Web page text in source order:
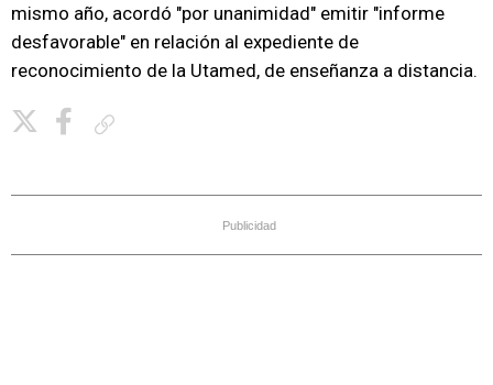
mismo año, acordó "por unanimidad" emitir "informe
desfavorable" en relación al expediente de
reconocimiento de la Utamed, de enseñanza a distancia.
Publicidad